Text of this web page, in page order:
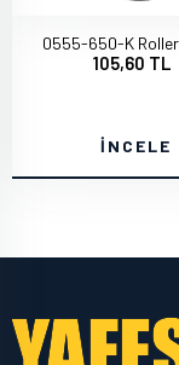
0555-650-K
105,60 TL
İNCELE